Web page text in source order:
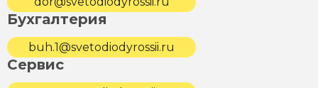
Бухгалтерия
buh.1@svetodiodyrossii.ru
Сервис